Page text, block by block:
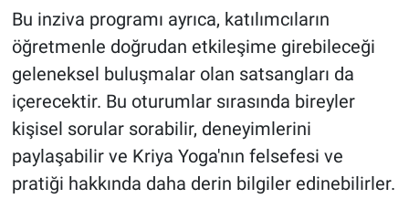
Bu inziva programı ayrıca, katılımcıların
öğretmenle doğrudan etkileşime girebileceği
geleneksel buluşmalar olan satsangları da
içerecektir. Bu oturumlar sırasında bireyler
kişisel sorular sorabilir, deneyimlerini
paylaşabilir ve Kriya Yoga'nın felsefesi ve
pratiği hakkında daha derin bilgiler edinebilirler.